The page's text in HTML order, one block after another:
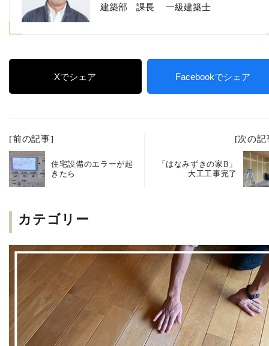
建築部 課長 一級建築士
Xでシェア Facebookでシェア
[前の記事]
住宅設備のエラーが起
きたら
[次の記
「はなみずきの家B」
大工工事完了
カテゴリー